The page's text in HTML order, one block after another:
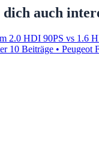
dich auch
2.0 HDI 90PS vs 1.6
10 Beiträge • Peugeot